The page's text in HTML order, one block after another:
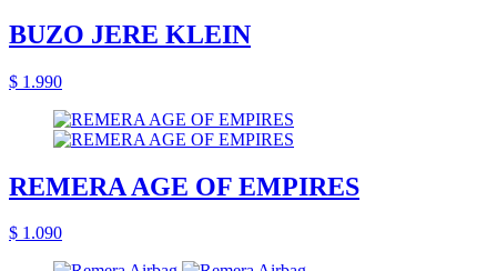
BUZO JERE KLEIN
$ 1.990
REMERA AGE OF EMPIRES
$ 1.090